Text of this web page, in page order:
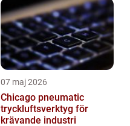
07 maj 2026
Chicago pneumatic
tryckluftsverktyg för
krävande industri